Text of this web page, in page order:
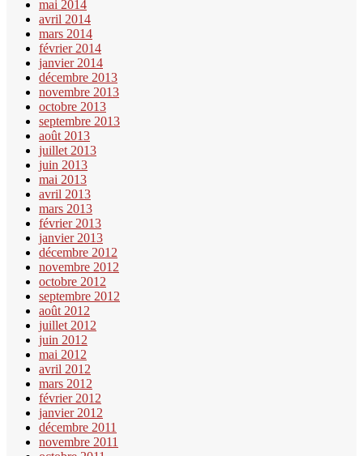
mai 2014
avril 2014
mars 2014
février 2014
janvier 2014
décembre 2013
novembre 2013
octobre 2013
septembre 2013
août 2013
juillet 2013
juin 2013
mai 2013
avril 2013
mars 2013
février 2013
janvier 2013
décembre 2012
novembre 2012
octobre 2012
septembre 2012
août 2012
juillet 2012
juin 2012
mai 2012
avril 2012
mars 2012
février 2012
janvier 2012
décembre 2011
novembre 2011